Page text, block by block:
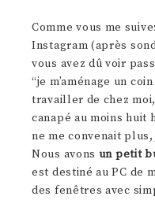
Comme vous me
Instagram (après
vous avez dû voir
“je m’aménage un
travailler de chez moi,
canapé au moins huit
ne me convenait
Nous avons un petit
est destiné au PC de
des fenêtres avec